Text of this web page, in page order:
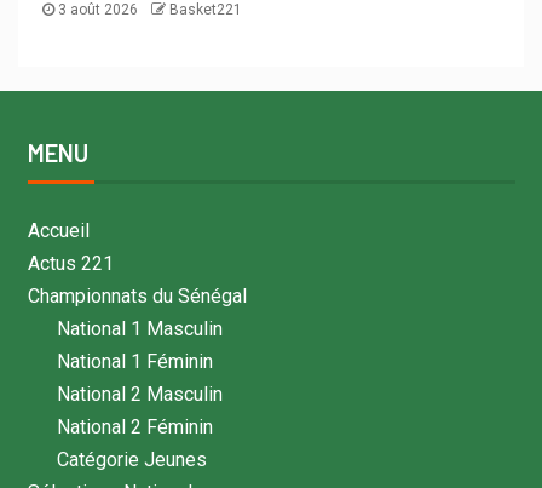
3 août 2026 Basket221
MENU
Accueil
Actus 221
Championnats du Sénégal
National 1 Masculin
National 1 Féminin
National 2 Masculin
National 2 Féminin
Catégorie Jeunes